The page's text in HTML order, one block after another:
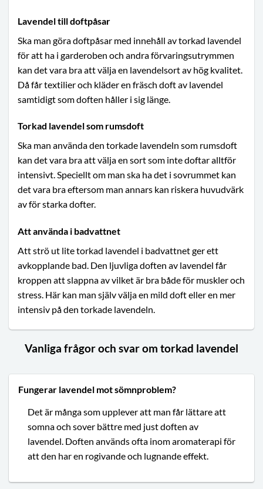
Lavendel till doftpåsar
Ska man göra doftpåsar med innehåll av torkad lavendel
för att ha i garderoben och andra förvaringsutrymmen
kan det vara bra att välja en lavendelsort av hög kvalitet.
Då får textilier och kläder en fräsch doft av lavendel
samtidigt som doften håller i sig länge.
Torkad lavendel som rumsdoft
Ska man använda den torkade lavendeln som rumsdoft
kan det vara bra att välja en sort som inte doftar alltför
intensivt. Speciellt om man ska ha det i sovrummet kan
det vara bra eftersom man annars kan riskera huvudvärk
av för starka dofter.
Att använda i badvattnet
Att strö ut lite torkad lavendel i badvattnet ger ett
avkopplande bad. Den ljuvliga doften av lavendel får
kroppen att slappna av vilket är bra både för muskler och
stress. Här kan man själv välja en mild doft eller en mer
intensiv på den torkade lavendeln.
Vanliga frågor och svar om torkad lavendel
Fungerar lavendel mot sömnproblem?
Det är många som upplever att man får lättare att
somna och sover bättre med just doften av
lavendel. Doften används ofta inom aromaterapi för
att den har en rogivande och lugnande effekt.